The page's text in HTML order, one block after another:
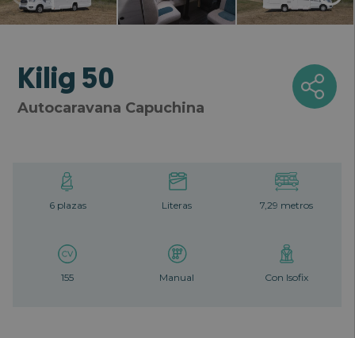
Responsable: NAUTICA Y CARAVANING ORLY S.L.;
Finalidad: Gestionar el alta del usuario en nuestra
confirmar la suscripción; Legitimación: Consentimiento
del usuario; Destinatarios: Solo se realizan cesiones si
existe una obligación legal; Derechos: Acceder, rectificar
y suprimir, así como otros derechos, como se indica en la
Kilig 50
Autocaravana Capuchina
6 plazas Literas 7,29 metros
155 Manual Con Isofix